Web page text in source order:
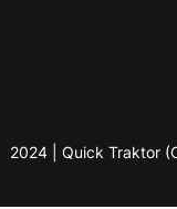
2024 | Quick Traktor